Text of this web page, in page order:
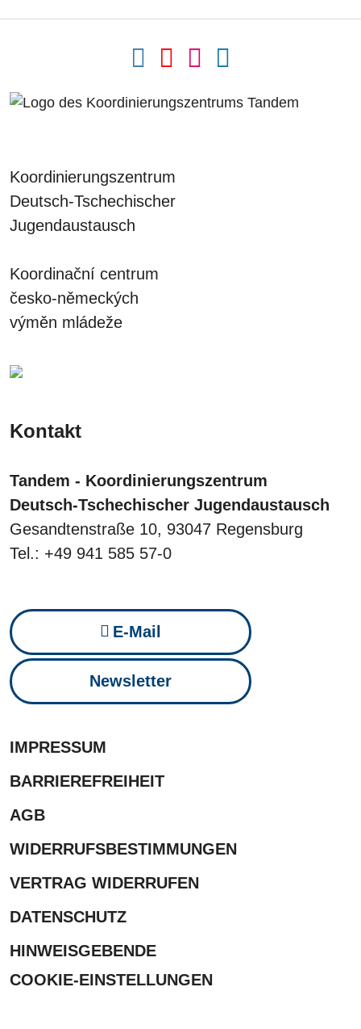
Koordinierungszentrum
Deutsch-Tschechischer
Jugendaustausch
Koordinační centrum
česko-německých
výměn mládeže
Kontakt
Tandem - Koordinierungszentrum
Deutsch-Tschechischer Jugendaustausch
Gesandtenstraße 10, 93047 Regensburg
Tel.: +49 941 585 57-0
E-Mail
Newsletter
IMPRESSUM
BARRIEREFREIHEIT
AGB
WIDERRUFSBESTIMMUNGEN
VERTRAG WIDERRUFEN
DATENSCHUTZ
HINWEISGEBENDE
COOKIE-EINSTELLUNGEN